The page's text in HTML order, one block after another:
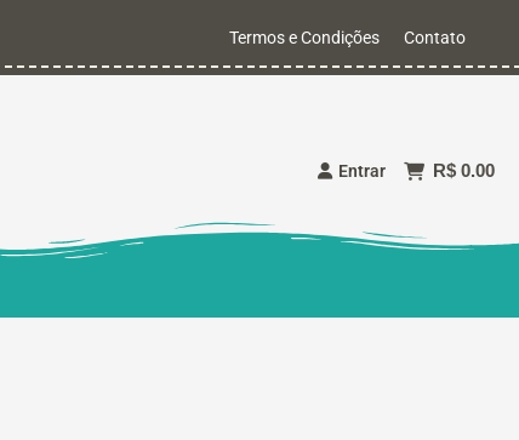
Termos e Condições Contato
Entrar R$ 0.00